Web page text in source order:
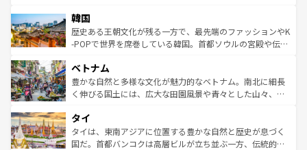
ワイを、存分に味わってほしい。 なお、新着のハワイ情報
はコンテンツ一覧を参照してほしい。
いる。アクティビティも充実しており、サーフィンやダイ
ビング、ハイキングなど、アウトドア好きにはたまらな
い。オーストラリアの多彩な魅力を存分に味わいつくそ
参照してほしい。
ン）、静ひつな山岳地帯である台湾東部など、都市の喧騒
と山間の静けさが共存しており、訪れる人に新しい発見と
驚きをもたらしてくれる。また、奥深い台湾の食文化も魅
容にもいいと評判のスイーツなど、バラエティ豊かな料理
が味わえる。 なお、新着の台湾情報は コンテンツ一覧を参
照してほしい。
韓国
歴史ある王朝文化が残る一方で、最先端のファッションやK
-POPで世界を席巻している韓国。首都ソウルの宮殿や伝統
き、地方に足を延ばせば四季折々の自然美を楽しむことが
できる。そして、キムチや焼肉、絶品のストリートフード
まで、さまざまな韓国料理が待っている。夜には、韓国な
リティに包まれながら、韓国の多彩な魅力を心ゆくまで味
わってみてほしい。 なお、新着の韓国情報はコンテンツ一
覧を参照してほしい。
ベトナム
豊かな自然と多様な文化が魅力的なベトナム。南北に細長
く伸びる国土には、広大な田園風景や青々とした山々、世
急速な発展と共に伝統が息づく。ハノイの古い町並みやホ
ーチミン市のフランス統治時代の建物も、独特の雰囲気を
醸し出している。また、バラエティの豊かさとおいしさで
タイ
タイは、東南アジアに位置する豊かな自然と歴史が息づく
国だ。首都バンコクは高層ビルが立ち並ぶ一方、伝統的な